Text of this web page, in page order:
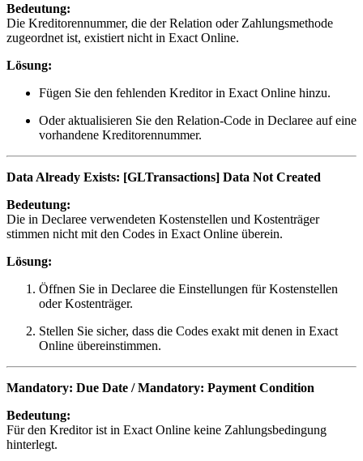
Bedeutung:
Die Kreditorennummer, die der Relation oder Zahlungsmethode
zugeordnet ist, existiert nicht in Exact Online.
Lösung:
Fügen Sie den fehlenden Kreditor in Exact Online hinzu.
Oder aktualisieren Sie den Relation-Code in Declaree auf eine
vorhandene Kreditorennummer.
Data Already Exists: [GLTransactions] Data Not Created
Bedeutung:
Die in Declaree verwendeten Kostenstellen und Kostenträger
stimmen nicht mit den Codes in Exact Online überein.
Lösung:
Öffnen Sie in Declaree die Einstellungen für Kostenstellen
oder Kostenträger.
Stellen Sie sicher, dass die Codes exakt mit denen in Exact
Online übereinstimmen.
Mandatory: Due Date / Mandatory: Payment Condition
Bedeutung:
Für den Kreditor ist in Exact Online keine Zahlungsbedingung
hinterlegt.